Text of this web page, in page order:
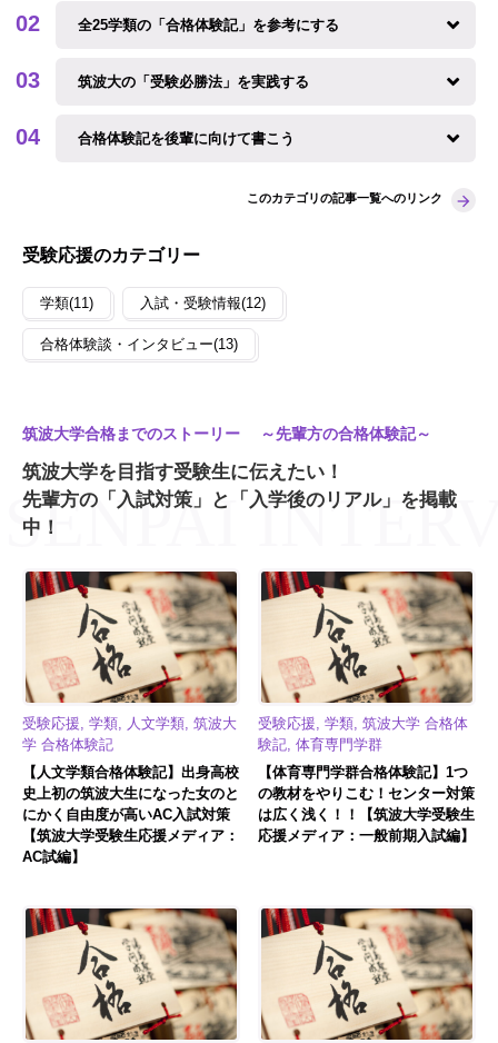
全25学類の「合格体験記」を参考にする
筑波大の「受験必勝法」を実践する
合格体験記を後輩に向けて書こう
このカテゴリの記事一覧へのリンク
受験応援のカテゴリー
学類(11) 入試・受験情報(12)
合格体験談・インタビュー(13)
筑波大学合格までのストーリー ～先輩方の合格体験記～
筑波大学を目指す受験生に伝えたい！
先輩方の「入試対策」と「入学後のリアル」を掲載
中！
受験応援, 学類, 人文学類, 筑波大
学 合格体験記
【人文学類合格体験記】出身高校
史上初の筑波大生になった女のと
にかく自由度が高いAC入試対策
【筑波大学受験生応援メディア：
AC試編】
受験応援, 学類, 筑波大学 合格体
験記, 体育専門学群
【体育専門学群合格体験記】1つ
の教材をやりこむ！センター対策
は広く浅く！！【筑波大学受験生
応援メディア：一般前期入試編】